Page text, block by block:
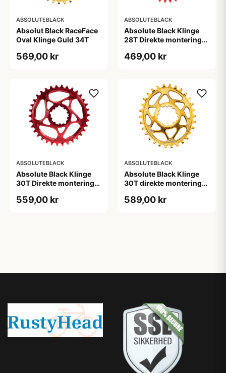
ABSOLUTEBLACK
Absolut Black RaceFace
Oval Klinge Guld 34T
569,00 kr
ABSOLUTEBLACK
Absolute Black Klinge
28T Direkte montering
469,00 kr
ABSOLUTEBLACK
Absolute Black Klinge
30T Direkte montering
Rød
559,00 kr
ABSOLUTEBLACK
Absolute Black Klinge
30T direkte montering
589,00 kr